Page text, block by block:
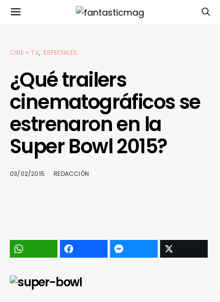
CINE + TV ESPECIALES
¿Qué trailers
cinematográficos se
estrenaron en la
Super Bowl 2015?
03/02/2015 REDACCIÓN